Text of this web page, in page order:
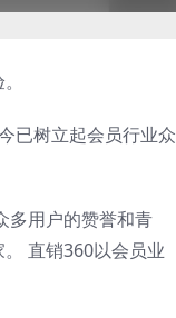
已树立起会员行业众
多用户的赞誉和青
直销360以会员业